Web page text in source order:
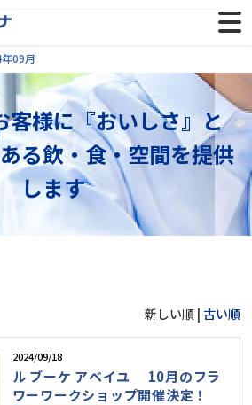
09月
客様に『おいしさ』と
る飲・食・空間を提供
します
新しい順 | 古い順
2024/09/18
ル ブーケ アベイユ 10月のフラ
ワーワークショップ開催決定！